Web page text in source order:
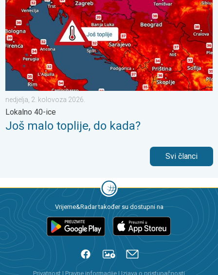
nedjelja, 2. kolovoza 2026.
Lokalno 40-ice
Još malo toplije, do kada?
Svi članci
Vrijeme&Radar također su dostupni na
Privatnost | Pravne informacije | Izjava o pristupačnosti